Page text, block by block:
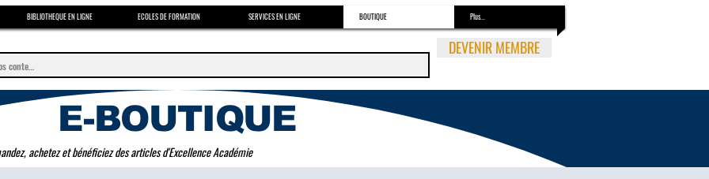
BIBLIOTHEQUE EN LIGNE ECOLES DE FORMATION SERVICES EN LIGNE BOUTIQUE Plus...
DEVENIR MEMBRE
E-BOUTIQUE
achetez et bénéficiez des articles d'Excellence Académie